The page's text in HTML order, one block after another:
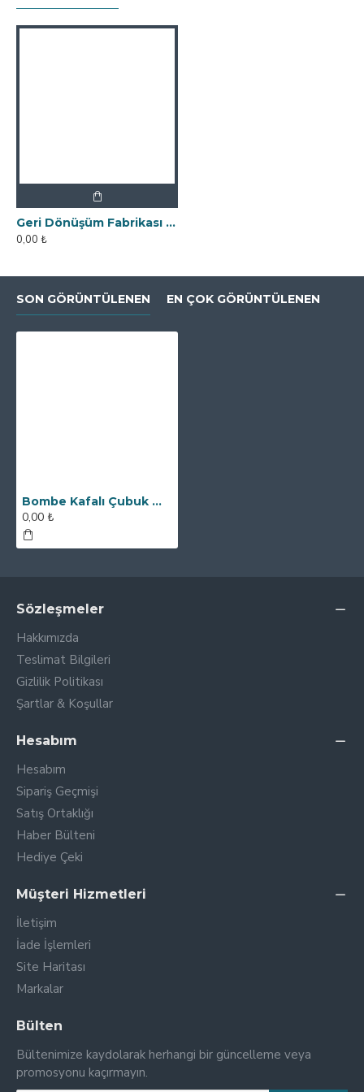
Geri Dönüşüm Fabrikası İçin Kolay Temizlenebilir Neodyum Elek Mıknatıs
0,00 ₺
SON GÖRÜNTÜLENEN EN ÇOK GÖRÜNTÜLENEN
Bombe Kafalı Çubuk Mıknatıs - Ø25x90 mm - Yüksek Manyetik Güç
0,00 ₺
Sözleşmeler
Hakkımızda
Teslimat Bilgileri
Gizlilik Politikası
Şartlar & Koşullar
Hesabım
Hesabım
Sipariş Geçmişi
Satış Ortaklığı
Haber Bülteni
Hediye Çeki
Müşteri Hizmetleri
İletişim
İade İşlemleri
Site Haritası
Markalar
Bülten
Bültenimize kaydolarak herhangi bir güncelleme veya
promosyonu kaçırmayın.